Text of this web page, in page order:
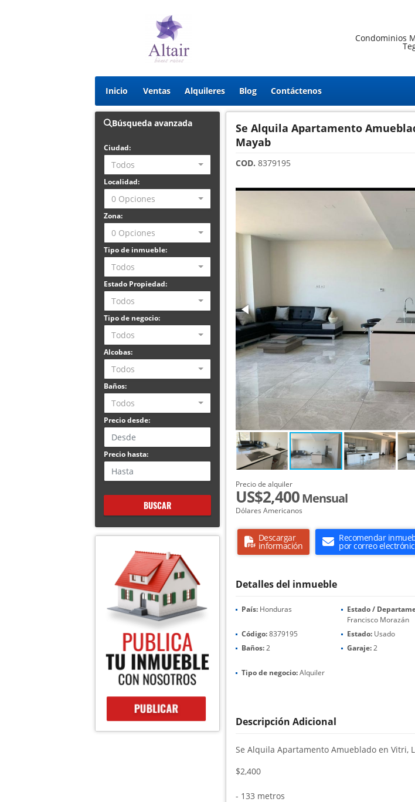
Condominios
Inicio Ventas Alquileres Blog Contáctenos
Búsqueda avanzada
Ciudad:
Todos
Localidad:
0 Opciones
Zona:
0 Opciones
Tipo de inmueble:
Todos
Estado Propiedad:
Todos
Tipo de negocio:
Todos
Alcobas:
Todos
Baños:
Todos
Precio desde:
Precio hasta:
BUSCAR
Se Alquila Apartamento
Mayab
COD. 8379195
Precio de alquiler
US$2,400Mensual
Dólares Americanos
Descargar
información
Recomendar
por correo
Detalles del inmueble
País:Honduras
Estado /
Francisco Morazán
Código:8379195 Estado:Usado
Baños:2 Garaje:2
Tipo de negocio:Alquiler
Descripción Adicional
Se Alquila Apartamento Amueblado en Vitri,
$2,400
- 133 metros